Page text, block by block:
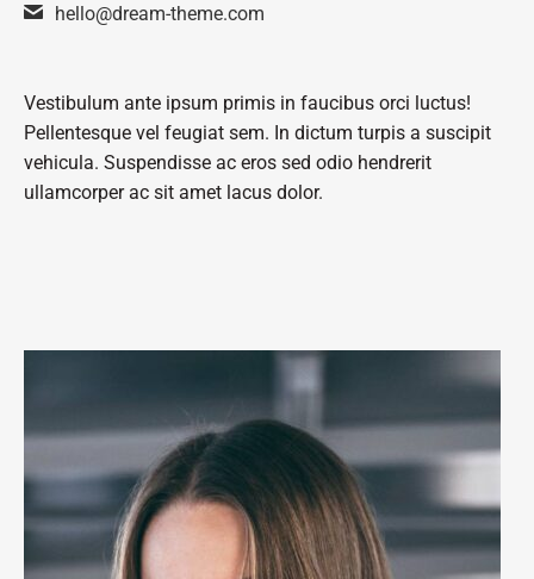
hello@dream-theme.com
Vestibulum ante ipsum primis in faucibus orci luctus!
Pellentesque vel feugiat sem. In dictum turpis a suscipit
vehicula. Suspendisse ac eros sed odio hendrerit
ullamcorper ac sit amet lacus dolor.